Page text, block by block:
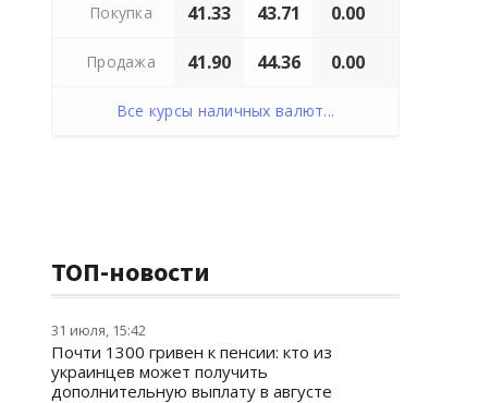
Покупка 41.33 43.71 0.00
Продажа 41.90 44.36 0.00
Все курсы наличных валют...
ТОП-новости
31 июля, 15:42
Почти 1300 гривен к пенсии: кто из
украинцев может получить
дополнительную выплату в августе